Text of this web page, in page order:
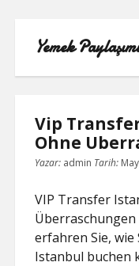
Yemek
SPOTIFY
Paylaşımı
Posts
Vip
Ohne
Yazar: admin Tarih:
VIP Transfer
erfahren Sie,
Istanbul buchen